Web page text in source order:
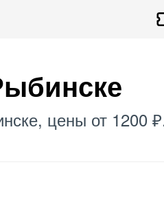
цены от 1200